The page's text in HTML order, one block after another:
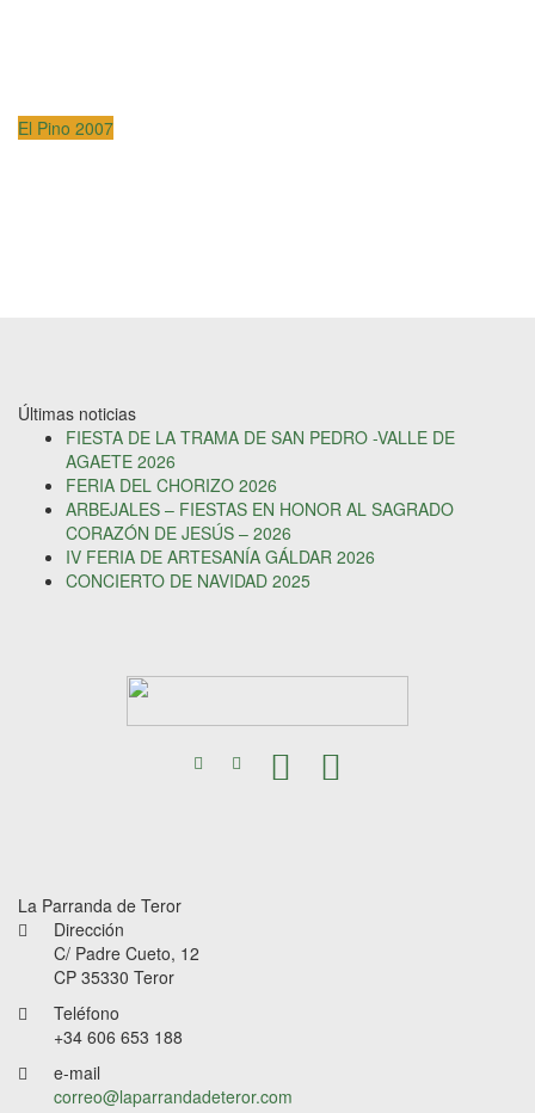
El Pino 2007
Últimas noticias
FIESTA DE LA TRAMA DE SAN PEDRO -VALLE DE
AGAETE 2026
FERIA DEL CHORIZO 2026
ARBEJALES – FIESTAS EN HONOR AL SAGRADO
CORAZÓN DE JESÚS – 2026
IV FERIA DE ARTESANÍA GÁLDAR 2026
CONCIERTO DE NAVIDAD 2025
La Parranda de Teror
Dirección
C/ Padre Cueto, 12
CP 35330 Teror
Teléfono
+34 606 653 188
e-mail
correo@laparrandadeteror.com